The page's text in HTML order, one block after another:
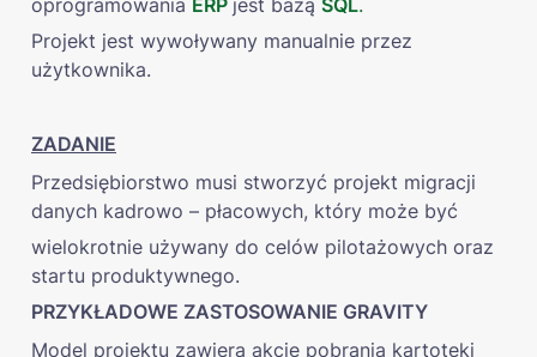
oprogramowania ERP jest bazą SQL.
Projekt jest wywoływany manualnie przez
użytkownika.
ZADANIE
Przedsiębiorstwo musi stworzyć projekt migracji
danych kadrowo – płacowych, który może być
wielokrotnie używany do celów pilotażowych oraz
startu produktywnego.
PRZYKŁADOWE ZASTOSOWANIE GRAVITY
Model projektu zawiera akcje pobrania kartoteki